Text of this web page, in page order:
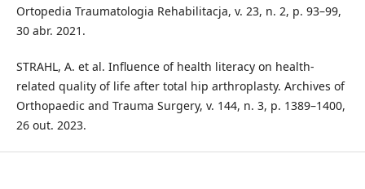
Ortopedia Traumatologia Rehabilitacja, v. 23, n. 2, p. 93–99,
30 abr. 2021.
STRAHL, A. et al. Influence of health literacy on health-
related quality of life after total hip arthroplasty. Archives of
Orthopaedic and Trauma Surgery, v. 144, n. 3, p. 1389–1400,
26 out. 2023.